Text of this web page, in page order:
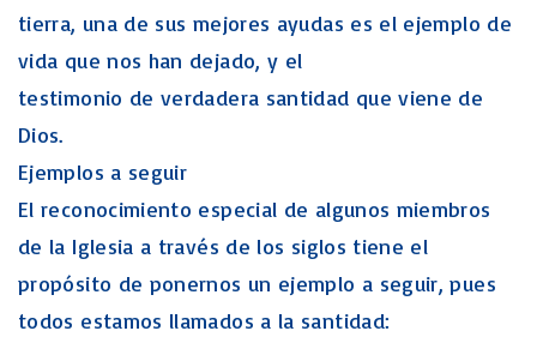
tierra, una de sus mejores ayudas es el ejemplo de
vida que nos han dejado, y el
testimonio de verdadera santidad que viene de
Dios.
Ejemplos a seguir
El reconocimiento especial de algunos miembros
de la Iglesia a través de los siglos tiene el
propósito de ponernos un ejemplo a seguir, pues
todos estamos llamados a la santidad: